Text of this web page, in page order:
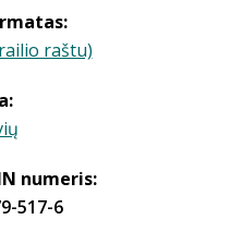
raštu)
numeris:
517-6